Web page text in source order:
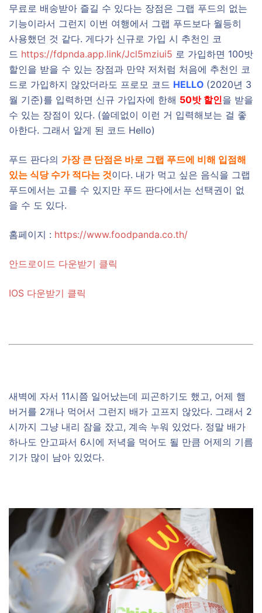
무료로 배송받아 즐길 수 있다는 장점은 그랩 푸드의 없는
기능이라서 그런지 이번 여행에서 그랩 푸드보다 월등히
사용했던 것 같다. 게다가 신규로 가입 시 추천인 코
드 https://fdpnda.app.link/Jcl5mziui5 로 가입하면 100밧
할인을 받을 수 있는 장점과 만약 저처럼 처음에 추천인 코
드로 가입하지 않았더라도 프로모 코드 HELLO (2020년 3
월 기준)를 입력하면 신규 가입자에 한해 50밧 할인을 받을
수 있는 장점이 있다. (쓸데없이 이런 거 입력해보는 걸 좋
아한다. 그래서 알게 된 코드 Hello)
푸드 판다의 가장 큰 단점은 바로 그랩 푸드에 비해 입점해
있는 식당 수가 적다는 것이다. 내가 먹고 싶은 음식을 그랩
푸드에서는 고를 수 있지만 푸드 판다에서는 선택권이 없
을 수 도 있다.
홈페이지 : https://www.foodpanda.co.th/
안드로이드 다운받기 클릭
IOS 다운받기 클릭
새벽에 자서 11시쯤 일어났는데 피곤하기도 했고, 어제 햄
버거를 2개나 먹어서 그런지 배가 고프지 않았다. 그래서 2
시까지 그냥 내리 잠을 잤고, 계속 누워 있었다. 정말 배가
하나도 안고파서 6시에 저녁을 먹어도 될 만큼 어제의 기름
기가 많이 남아 있었다.